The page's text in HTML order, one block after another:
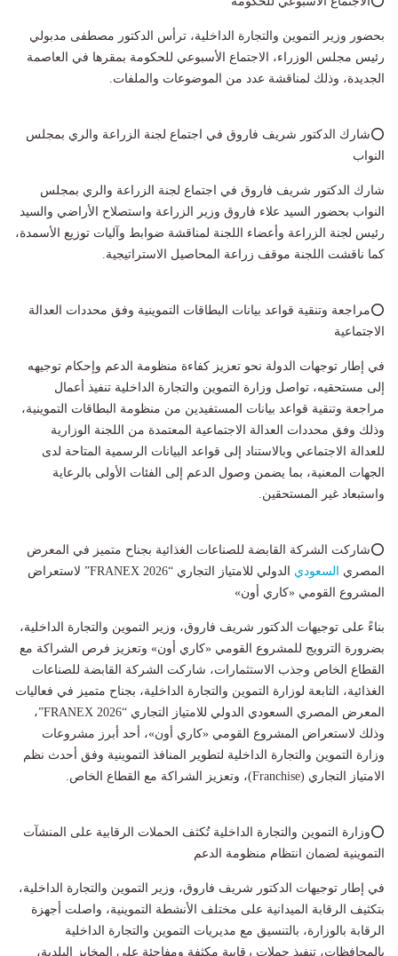
بحضور وزير التموين والتجارة الداخلية، ترأس الدكتور مصطفى مدبولي
رئيس مجلس الوزراء، الاجتماع الأسبوعي للحكومة بمقرها في العاصمة
الجديدة، وذلك لمناقشة عدد من الموضوعات والملفات.
⭕شارك الدكتور شريف فاروق في اجتماع لجنة الزراعة والري بمجلس
النواب
شارك الدكتور شريف فاروق في اجتماع لجنة الزراعة والري بمجلس
النواب بحضور السيد علاء فاروق وزير الزراعة واستصلاح الأراضي والسيد
رئيس لجنة الزراعة وأعضاء اللجنة لمناقشة ضوابط وآليات توزيع الأسمدة،
كما ناقشت اللجنة موقف زراعة المحاصيل الاستراتيجية.
⭕مراجعة وتنقية قواعد بيانات البطاقات التموينية وفق محددات العدالة
الاجتماعية
في إطار توجهات الدولة نحو تعزيز كفاءة منظومة الدعم وإحكام توجيهه
إلى مستحقيه، تواصل وزارة التموين والتجارة الداخلية تنفيذ أعمال
مراجعة وتنقية قواعد بيانات المستفيدين من منظومة البطاقات التموينية،
وذلك وفق محددات العدالة الاجتماعية المعتمدة من اللجنة الوزارية
للعدالة الاجتماعي وبالاستناد إلى قواعد البيانات الرسمية المتاحة لدى
الجهات المعنية، بما يضمن وصول الدعم إلى الفئات الأولى بالرعاية
واستبعاد غير المستحقين.
⭕شاركت الشركة القابضة للصناعات الغذائية بجناح متميز في المعرض
المصري
السعودي
الدولي للامتياز التجاري “FRANEX 2026” لاستعراض
المشروع القومي «كاري أون»
بناءً على توجيهات الدكتور شريف فاروق، وزير التموين والتجارة الداخلية،
بضرورة الترويج للمشروع القومي «كاري أون» وتعزيز فرص الشراكة مع
القطاع الخاص وجذب الاستثمارات، شاركت الشركة القابضة للصناعات
الغذائية، التابعة لوزارة التموين والتجارة الداخلية، بجناح متميز في فعاليات
المعرض المصري السعودي الدولي للامتياز التجاري “FRANEX 2026”،
وذلك لاستعراض المشروع القومي «كاري أون»، أحد أبرز مشروعات
وزارة التموين والتجارة الداخلية لتطوير المنافذ التموينية وفق أحدث نظم
الامتياز التجاري (Franchise)، وتعزيز الشراكة مع القطاع الخاص.
⭕وزارة التموين والتجارة الداخلية تُكثف الحملات الرقابية على المنشآت
التموينية لضمان انتظام منظومة الدعم
في إطار توجيهات الدكتور شريف فاروق، وزير التموين والتجارة الداخلية،
بتكثيف الرقابة الميدانية على مختلف الأنشطة التموينية، واصلت أجهزة
الرقابة بالوزارة، بالتنسيق مع مديريات التموين والتجارة الداخلية
بالمحافظات، تنفيذ حملات رقابية مكثفة ومفاجئة على المخابز البلدية،